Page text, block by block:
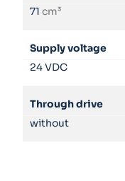
71 cm³
Supply voltage
24 VDC
Through drive
without